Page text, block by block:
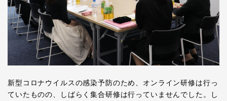
新型コロナウイルスの感染予防のため、オンライン研修は行っ
ていたものの、しばらく集合研修は行っていませんでした。し